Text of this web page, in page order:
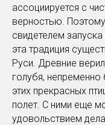
ассоциируется с
верностью.
свидетелем
эта традиция
Руси. Древние
голубя, непременно
этих прекрасных
полет. С ними еще
удовольствием